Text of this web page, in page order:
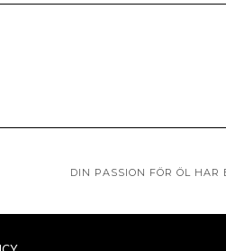
DIN PASSION FÖR ÖL HAR